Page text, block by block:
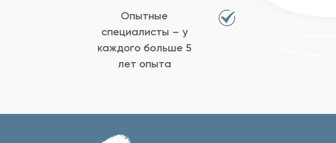
Опытные
специалисты – у
каждого больше 5
лет опыта